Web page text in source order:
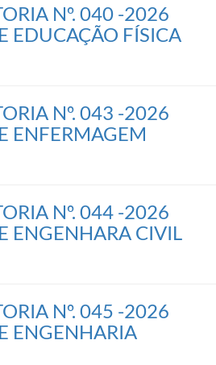
Nº. 040 -2026
EDUCAÇÃO FÍSICA
Nº. 043 -2026
ENFERMAGEM
Nº. 044 -2026
ENGENHARA CIVIL
Nº. 045 -2026
ENGENHARIA